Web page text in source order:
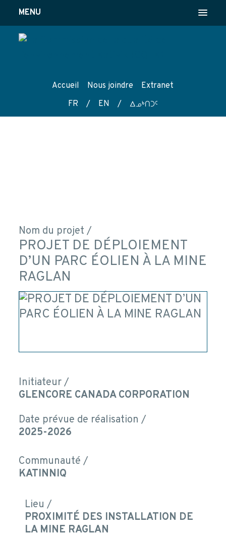
MENU
Accueil Nous joindre
Extranet
FR
/ EN / wk4tg5
Nom du projet /
PROJET DE DÉPLOIEMENT
D’UN PARC ÉOLIEN À LA MINE
RAGLAN
Initiateur /
GLENCORE CANADA CORPORATION
Date prévue de réalisation /
2025-2026
Communauté /
KATINNIQ
Lieu /
PROXIMITÉ DES INSTALLATION DE
LA MINE RAGLAN